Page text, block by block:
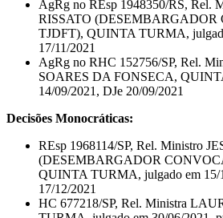
AgRg no REsp 1948350/RS, Rel.
RISSATO
TJDFT), QUINTA TURMA,
17/11/2021
AgRg no RHC 152756/SP, Rel.
SOARES DA FONSECA,
14/09/2021, DJe 20/09/2021
Decisões Monocráticas:
REsp 1968114/SP, Rel. Ministro
(DESEMBARGADOR
QUINTA TURMA, julgado em 15/
17/12/2021
HC 677218/SP, Rel. Ministra